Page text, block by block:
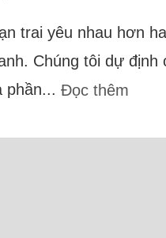
trai yêu nhau hơn
Chúng tôi dự
phần...Đọc thêm